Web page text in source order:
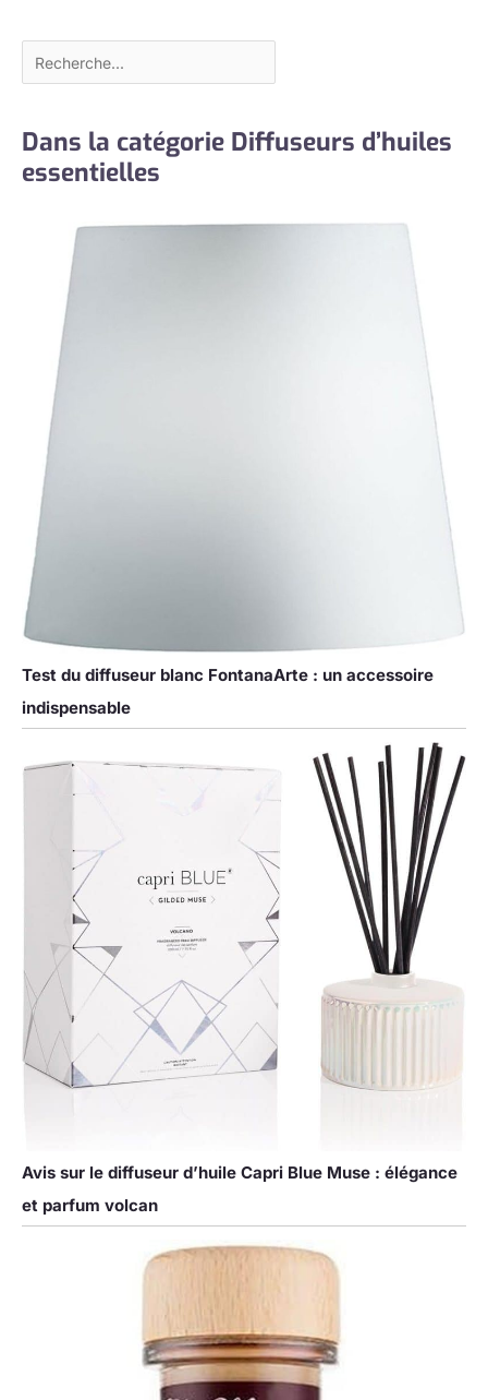
Dans la catégorie Diffuseurs d’huiles
essentielles
Test du diffuseur blanc FontanaArte : un accessoire
indispensable
Avis sur le diffuseur d’huile Capri Blue Muse : élégance
et parfum volcan